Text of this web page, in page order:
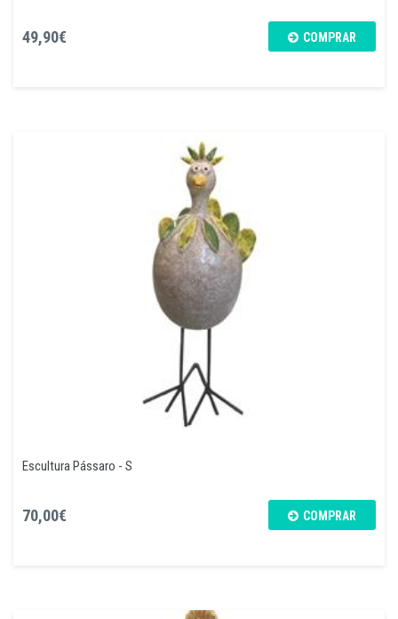
49,90€ COMPRAR
Escultura Pássaro - S
70,00€ COMPRAR